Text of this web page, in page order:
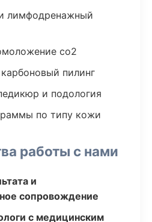
лимфодренажный
co2
пилинг
и подология
по типу кожи
работы с нами
и
сопровождение
с медицинским